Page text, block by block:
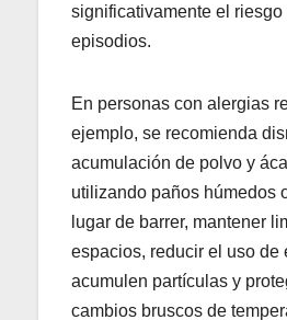
significativamente el riesgo
episodios.
En personas con alergias
ejemplo, se recomienda
acumulación de polvo y
utilizando paños húmedos
lugar de barrer, mantener
espacios, reducir el uso de
acumulen partículas y
cambios bruscos de